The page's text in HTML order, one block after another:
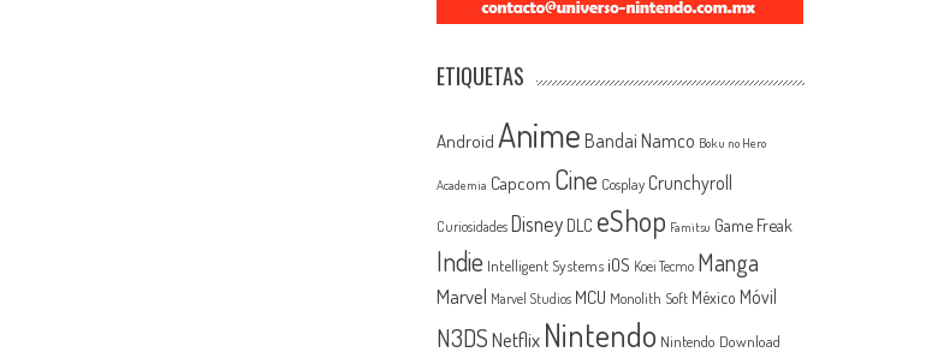
ETIQUETAS
Android Anime Bandai Namco Boku no Hero
Academia Capcom Cine Cosplay Crunchyroll
Curiosidades Disney DLC eShop Famitsu Game Freak
Indie Intelligent Systems iOS Koei Tecmo Manga
Marvel Marvel Studios MCU Monolith Soft México Móvil
N3DSNetflix Nintendo Nintendo Download